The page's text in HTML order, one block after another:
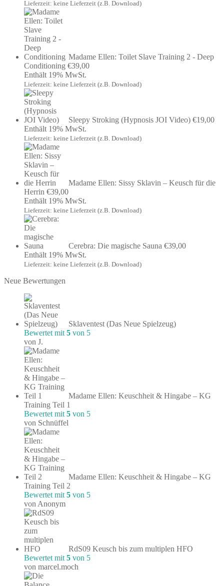
Lieferzeit: keine Lieferzeit (z.B. Download)
Madame Ellen: Toilet Slave Training 2 - Deep
Conditioning €39,00
Enthält 19% MwSt.
Lieferzeit: keine Lieferzeit (z.B. Download)
Sleepy Stroking (Hypnosis JOI Video) €19,00
Enthält 19% MwSt.
Lieferzeit: keine Lieferzeit (z.B. Download)
Madame Ellen: Sissy Sklavin – Keusch für die
Herrin €39,00
Enthält 19% MwSt.
Lieferzeit: keine Lieferzeit (z.B. Download)
Cerebra: Die magische Sauna €39,00
Enthält 19% MwSt.
Lieferzeit: keine Lieferzeit (z.B. Download)
Neue Bewertungen
Sklaventest (Das Neue Spielzeug)
Bewertet mit 5 von 5
von J.
Madame Ellen: Keuschheit & Hingabe – KG
Training Teil 1
Bewertet mit 5 von 5
von Schnüffel
Madame Ellen: Keuschheit & Hingabe – KG
Training Teil 2
Bewertet mit 5 von 5
von Anonym
RdS09 Keusch bis zum multiplen HFO
Bewertet mit 5 von 5
von marcel.moch